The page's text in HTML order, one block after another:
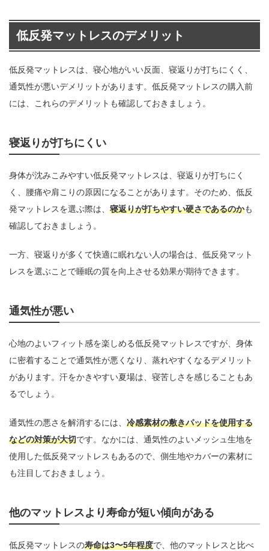
低反発マットレスのデメリット
低反発マットレスは、寝心地がいい反面、寝返りが打ちにくく、
通気性が悪いデメリットがあります。低反発マットレスの購入前
には、これらのデメリットも確認しておきましょう。
寝返りが打ちにくい
身体が沈みこみやすい低反発マットレスは、寝返りが打ちにく
く、腰痛や肩こりの原因になることがあります。そのため、低反
発マットレスを選ぶ際は、 寝返りが打ちやすい硬さであるのかも
確認しておきましょう。
一方、寝返りが多くて快適に眠れない人の場合は、低反発マット
レスを選ぶことで睡眠の質を向上させる効果が期待できます。
通気性が悪い
心地のよいフィット感を楽しめる低反発マットレスですが、身体
に密着することで通気性が悪くなり、蒸れやすくなるデメリット
があります。汗をかきやすい夏場は、寝苦しさを感じることもあ
るでしょう。
通気性の悪さを解消するには、 冷感素材の敷きパッドを使用する
などの対策が大切です。なかには、通気性のよいメッシュ生地を
使用した低反発マットレスもあるので、側生地やカバーの素材に
も注目しておきましょう。
他のマットレスより寿命が短い傾向がある
低反発マットレスの寿命は3〜5年程度で、他のマットレスと比べ